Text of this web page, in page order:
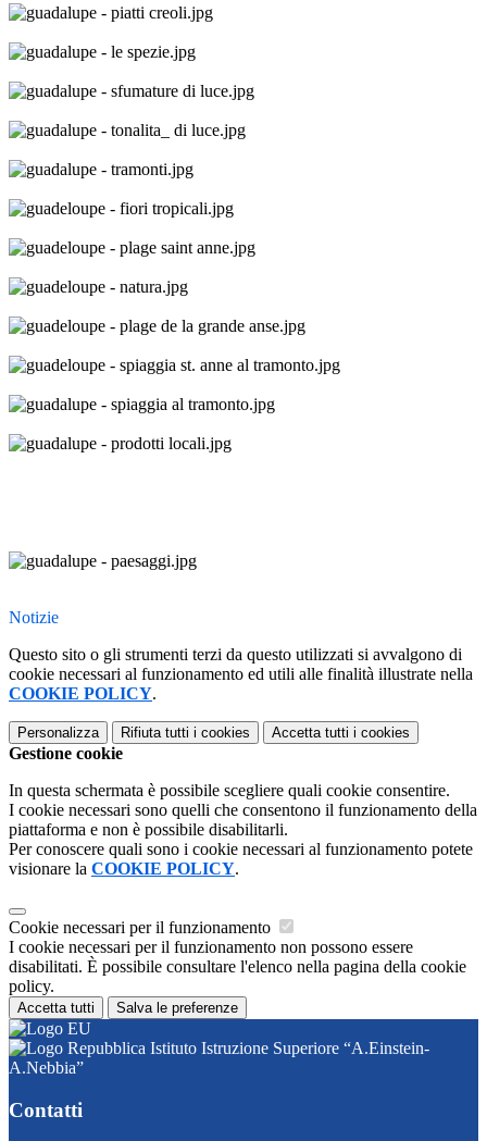
Notizie
Questo sito o gli strumenti terzi da questo utilizzati si avvalgono di
cookie necessari al funzionamento ed utili alle finalità illustrate nella
COOKIE POLICY.
Personalizza Rifiuta tutti i cookies Accetta tutti i cookies
Gestione cookie
In questa schermata è possibile scegliere quali cookie consentire.
I cookie necessari sono quelli che consentono il funzionamento della
piattaforma e non è possibile disabilitarli.
Per conoscere quali sono i cookie necessari al funzionamento potete
visionare la COOKIE POLICY.
Cookie necessari per il funzionamento
I cookie necessari per il funzionamento non possono essere
disabilitati. È possibile consultare l'elenco nella pagina della cookie
policy.
Accetta tutti Salva le preferenze
Istituto Istruzione Superiore “A.Einstein-
A.Nebbia”
Contatti